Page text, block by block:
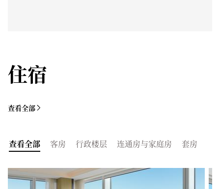
住宿
查看全部
查看全部 客房 行政楼层 连通房与家庭房 套房